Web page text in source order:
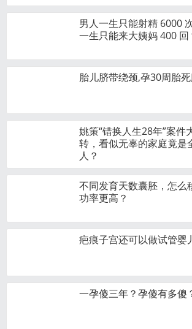
男人一生只能射精 6000
一生只能来大姨妈 400 回
胎儿脐带绕颈,孕30周胎
姚策“错换人生28年”案件
转，看似无辜的家庭竟是
人？
不同发育天数囊胚，怎么
功率更高？
疤痕子宫还可以做试管婴
一孕傻三年？孕傻有多傻